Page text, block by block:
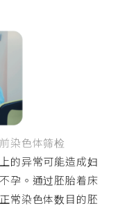
染色体筛检
的异常可能造成妇
孕。通过胚胎着床
常染色体数目的胚